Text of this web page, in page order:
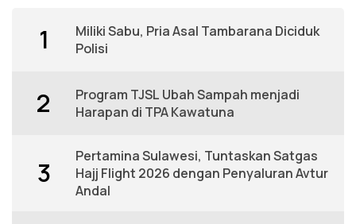
1
Miliki Sabu, Pria Asal Tambarana Diciduk
Polisi
2
Program TJSL Ubah Sampah menjadi
Harapan di TPA Kawatuna
3
Pertamina Sulawesi, Tuntaskan Satgas
Hajj Flight 2026 dengan Penyaluran Avtur
Andal